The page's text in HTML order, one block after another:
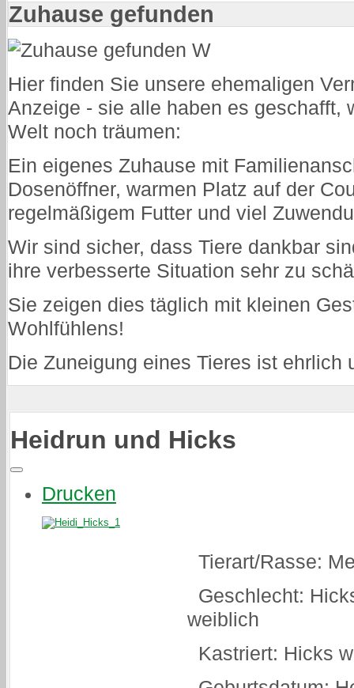
Zuhause gefunden
Hier finden Sie unsere ehemaligen
Anzeige - sie alle haben es geschafft,
Welt noch träumen:
Ein eigenes Zuhause mit
Dosenöffner, warmen Platz auf der
regelmäßigem Futter und viel
Wir sind sicher, dass Tiere dankbar
ihre verbesserte Situation sehr zu
Sie zeigen dies täglich mit kleinen
Wohlfühlens!
Die Zuneigung eines Tieres ist ehrlich
Heidrun und Hicks
Drucken
Tierart/Rasse:
Geschlecht:
weiblich
Kastriert: Hicks